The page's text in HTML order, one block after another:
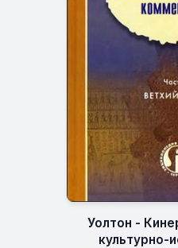
Уолтон -
культурно-